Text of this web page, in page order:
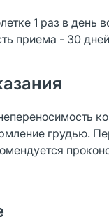
1 раз в день
приема - 30
грудью.